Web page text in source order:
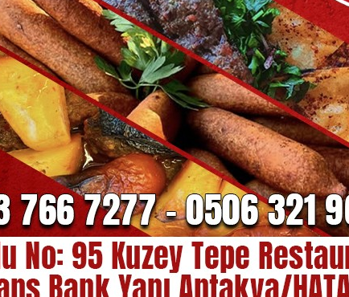
Özgür olmayı biliyorum.
Gezegeni:Satürn
Hava
- 15 Eylül 2024 Pazar
çok daha farklı bir durumun içinde